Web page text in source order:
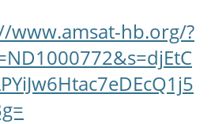
www.amsat-hb.org/?